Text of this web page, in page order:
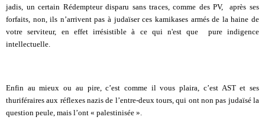
jadis, un certain Rédempteur disparu sans traces, comme des PV, après ses
forfaits, non, ils n’arrivent pas à judaïser ces kamikases armés de la haine de
votre serviteur, en effet irrésistible à ce qui n'est que pure indigence
intellectuelle.
Enfin au mieux ou au pire, c’est comme il vous plaira, c’est AST et ses
thuriféraires aux réflexes nazis de l’entre-deux tours, qui ont non pas judaïsé la
question peule, mais l’ont « palestinisée ».